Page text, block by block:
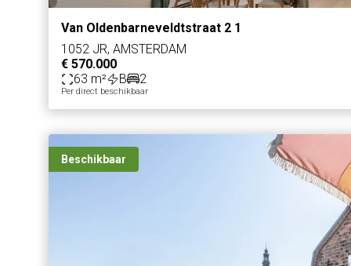
Van Oldenbarneveldtstraat 2 1
1052 JR, AMSTERDAM
€ 570.000
63 m²
B 2
Per direct beschikbaar
Beschikbaar